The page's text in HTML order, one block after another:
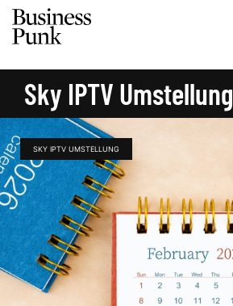
Sky IPTV Umstellung
SKY IPTV UMSTELLUNG